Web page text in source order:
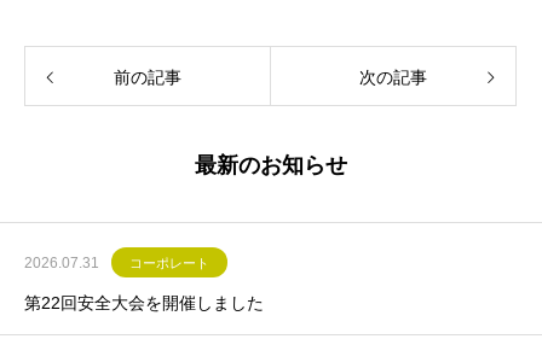
前の記事 次の記事
最新のお知らせ
2026.07.31 コーポレート
第22回安全大会を開催しました